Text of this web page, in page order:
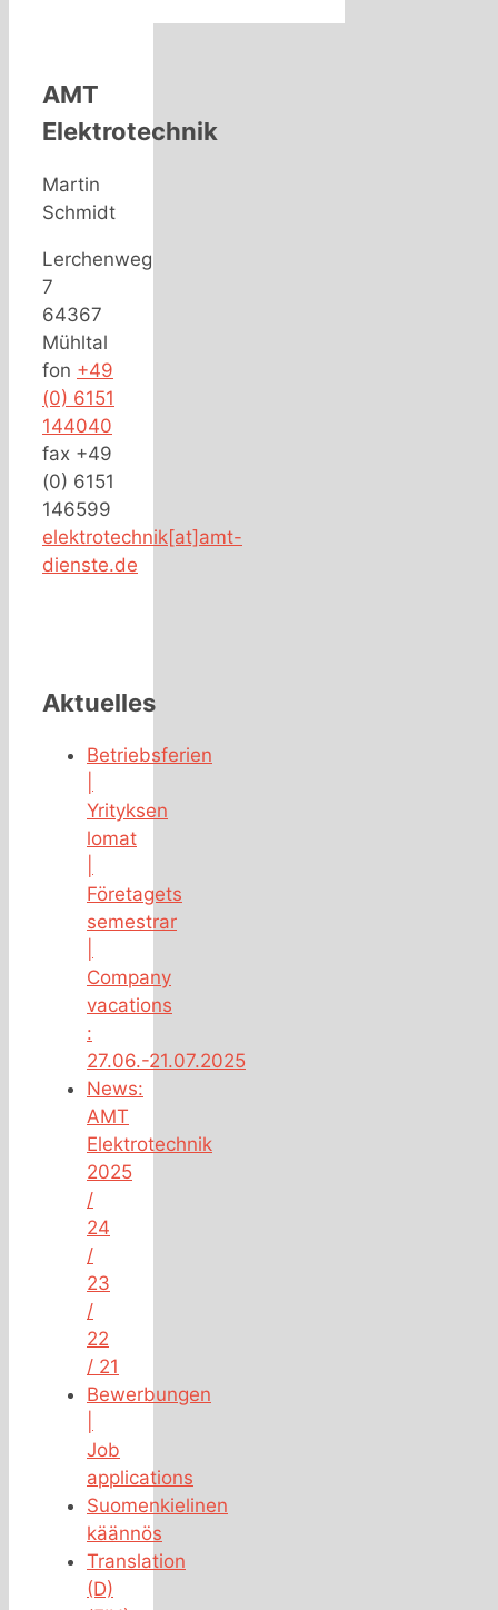
AMT
Elektrotechnik
Martin
Schmidt
Lerchenweg
7
64367
Mühltal
fon +49
(0) 6151
144040
fax +49
(0) 6151
146599
elektrotechnik[at]amt-
dienste.de
Aktuelles
Betriebsferien
Yrityksen
lomat
Företagets
semestrar
Company
vacations
:
27.06.-21.07.2025
News:
AMT
Elektrotechnik
2025
/
24
/
23
/
22
/ 21
Bewerbungen
Job
applications
Suomenkielinen
käännös
Translation
(D)